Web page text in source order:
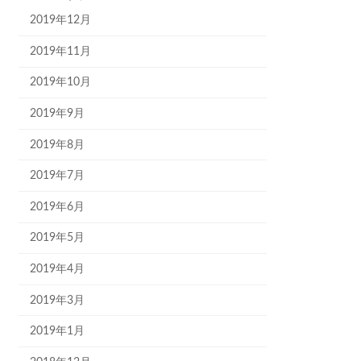
2019年12月
2019年11月
2019年10月
2019年9月
2019年8月
2019年7月
2019年6月
2019年5月
2019年4月
2019年3月
2019年1月